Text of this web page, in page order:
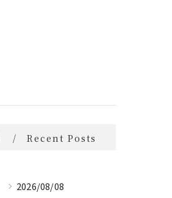
Recent Posts
2026/08/08